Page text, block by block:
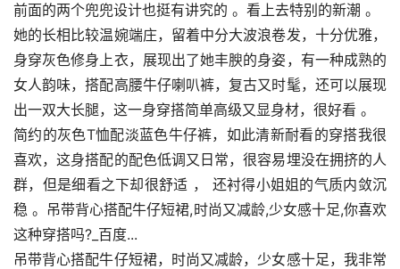
前面的两个兜兜设计也挺有讲究的 。看上去特别的新潮 。
她的长相比较温婉端庄，留着中分大波浪卷发，十分优雅，
身穿灰色修身上衣，展现出了她丰腴的身姿，有一种成熟的
女人韵味，搭配高腰牛仔喇叭裤，复古又时髦，还可以展现
出一双大长腿，这一身穿搭简单高级又显身材，很好看 。
简约的灰色T恤配淡蓝色牛仔裤，如此清新耐看的穿搭我很
喜欢，这身搭配的配色低调又日常，很容易埋没在拥挤的人
群，但是细看之下却很舒适 ， 还衬得小姐姐的气质内敛沉
稳 。吊带背心搭配牛仔短裙,时尚又减龄,少女感十足,你喜欢
这种穿搭吗?_百度...
吊带背心搭配牛仔短裙，时尚又减龄，少女感十足，我非常